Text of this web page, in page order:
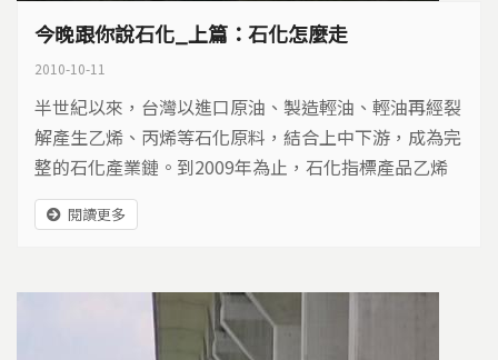
今晚跟你說石化_上篇：石化怎麼走
2010-10-11
半世紀以來，台灣以進口原油、製造輕油、輕油再經裂
解產生乙烯、丙烯等石化原料，結合上中下游，成為完
整的石化產業鏈。到2009年為止，石化指標產品乙烯
的產能，已從5.5萬噸，成長到目前的404萬噸。如今政
府又要繼續擴張石化業，當超過五成的石化產品外銷，
能，來帶動台商回流又是否可行？
閱讀更多